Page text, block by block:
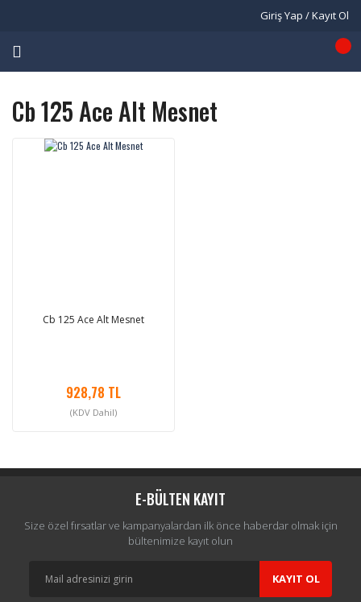
Giriş Yap / Kayıt Ol
Cb 125 Ace Alt Mesnet
Cb 125 Ace Alt Mesnet
928,78 TL
(KDV Dahil)
E-BÜLTEN KAYIT
Size özel fırsatlar ve kampanyalardan ilk önce haberdar olmak için
bültenimize kayıt olun
KAYIT OL